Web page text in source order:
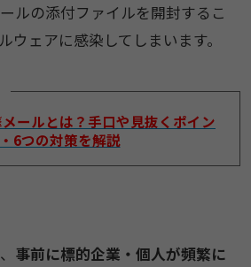
ルの添付ファイルを開封するこ
ウェアに感染してしまいます。​
ールとは？手口や見抜くポイン
6つの対策を解説
事前に標的企業・個人が頻繁に